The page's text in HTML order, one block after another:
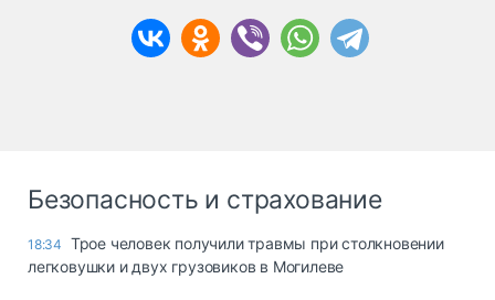
Безопасность и страхование
18:34 Трое человек получили травмы при столкновении
легковушки и двух грузовиков в Могилеве